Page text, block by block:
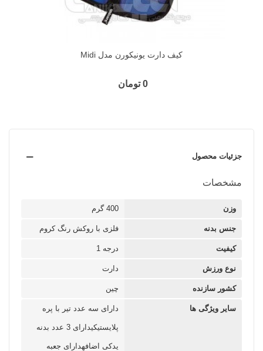
کيف دارت يونيکورن مدل Midi
0 تومان
جزئیات محصول
مشخصات
وزن 400 گرم
جنس بدنه فلزی با روکش رنگ کروم
کیفیت درجه 1
نوع ورزش دارت
کشور سازنده چین
سایر ویژگی ها دارای سه عدد تیر با پره
پلایستیکیدارای 3 عدد بدنه
یدکی اضافهدارای جعبه